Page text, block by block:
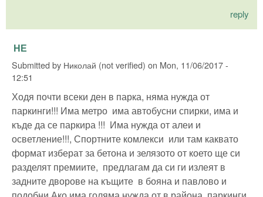
reply
НЕ
Submitted by Николай (not verified) on Mon, 11/06/2017 -
12:51
Ходя почти всеки ден в парка, няма нужда от
паркинги!!! Има метро има автобусни спирки, има и
къде да се паркира !!! Има нужда от алеи и
осветление!!!, Спортните комлекси или там каквато
формат изберат за бетона и зелязото от което ще си
разделят премиите, предлагам да си ги излеят в
задните дворове на къщите в бояна и павлово и